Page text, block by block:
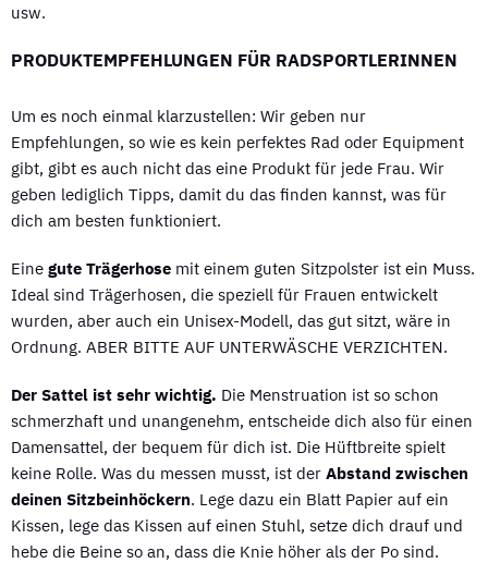
usw.
PRODUKTEMPFEHLUNGEN FÜR RADSPORTLERINNEN
Um es noch einmal klarzustellen: Wir geben nur
Empfehlungen, so wie es kein perfektes Rad oder Equipment
gibt, gibt es auch nicht das eine Produkt für jede Frau. Wir
geben lediglich Tipps, damit du das finden kannst, was für
dich am besten funktioniert.
Eine gute Trägerhose mit einem guten Sitzpolster ist ein Muss.
Ideal sind Trägerhosen, die speziell für Frauen entwickelt
wurden, aber auch ein Unisex-Modell, das gut sitzt, wäre in
Ordnung. ABER BITTE AUF UNTERWÄSCHE VERZICHTEN.
Der Sattel ist sehr wichtig. Die Menstruation ist so schon
schmerzhaft und unangenehm, entscheide dich also für einen
Damensattel, der bequem für dich ist. Die Hüftbreite spielt
keine Rolle. Was du messen musst, ist der Abstand zwischen
deinen Sitzbeinhöckern. Lege dazu ein Blatt Papier auf ein
Kissen, lege das Kissen auf einen Stuhl, setze dich drauf und
hebe die Beine so an, dass die Knie höher als der Po sind.